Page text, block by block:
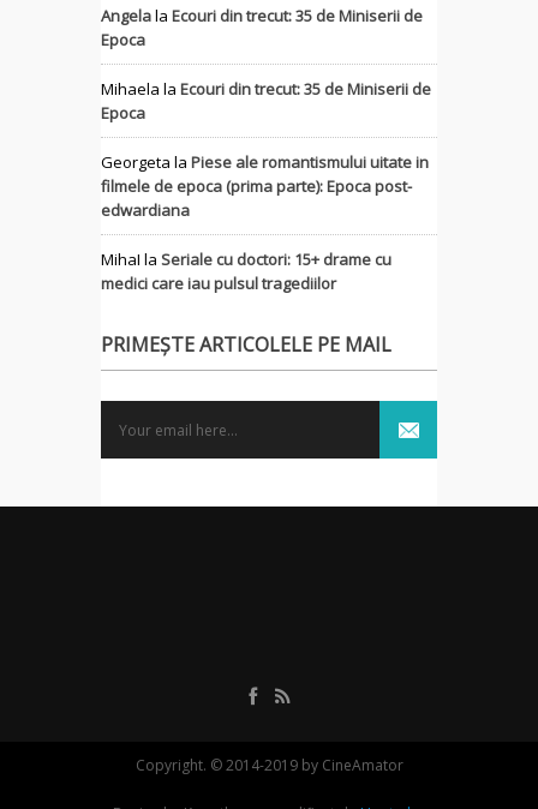
Angelala Ecouri din trecut: 35 de Miniserii de
Epoca
Mihaela la Ecouri din trecut: 35 de Miniserii de
Epoca
Georgeta la Piese ale romantismului uitate in
filmele de epoca (prima parte): Epoca post-
edwardiana
MihaI la Seriale cu doctori: 15+ drame cu
medici care iau pulsul tragediilor
PRIMEȘTE ARTICOLELE PE MAIL
Copyright. © 2014-2019 by CineAmator